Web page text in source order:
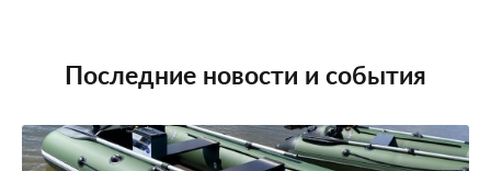
Последние новости и события